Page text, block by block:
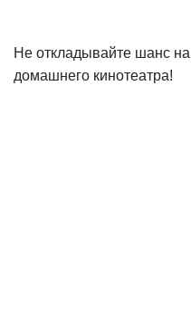
Не откладывайте шанс
домашнего кинотеатра!